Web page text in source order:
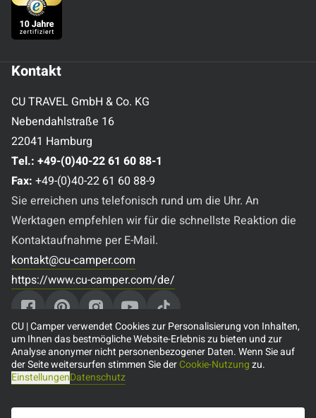
Kontakt
CU TRAVEL GmbH & Co. KG
Nebendahlstraße 16
22041 Hamburg
Tel.: +49-(0)40-22 61 60 88-1
Fax: +49-(0)40-22 61 60 88-9
Sie erreichen uns telefonisch rund um die Uhr. An
Werktagen empfehlen wir für die schnellste Reaktion die
Kontaktaufnahme per E-Mail.
kontakt@cu-camper.com
https://www.cu-camper.com/de/
Beliebte Reiseziele
🇨🇦 Camper mieten in Kanada
🇺🇸 Camper mieten in den USA
CU | Camper verwendet Cookies zur Personalisierung von Inhalten,
um Ihnen das bestmögliche Website-Erlebnis zu bieten und zur
Analyse anonymer nicht personenbezogener Daten. Wenn Sie auf
der Seite weitersurfen stimmen Sie derCookie-Nutzungzu.
EinstellungenDatenschutz